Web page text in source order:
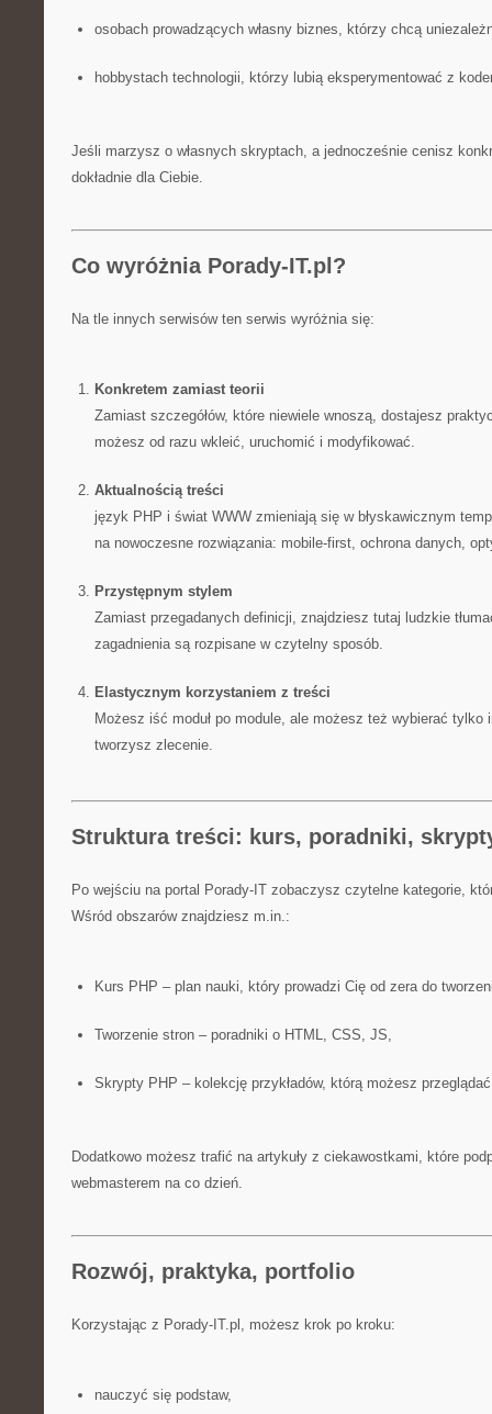
osobach prowadzących własny biznes, którzy chcą
hobbystach technologii, którzy lubią eksperymentować z
Jeśli marzysz o własnych skryptach, a jednocześnie cenisz
dokładnie dla Ciebie.
Co wyróżnia Porady-IT.pl?
Na tle innych serwisów ten serwis wyróżnia się:
Konkretem zamiast teorii
Zamiast szczegółów, które niewiele wnoszą, dostajesz
możesz od razu wkleić, uruchomić i modyfikować.
Aktualnością treści
język PHP i świat WWW zmieniają się w błyskawicznym
na nowoczesne rozwiązania: mobile-first, ochrona danych,
Przystępnym stylem
Zamiast przegadanych definicji, znajdziesz tutaj ludzkie
zagadnienia są rozpisane w czytelny sposób.
Elastycznym korzystaniem z treści
Możesz iść moduł po module, ale możesz też wybierać tylko
tworzysz zlecenie.
Struktura treści: kurs, poradniki,
Po wejściu na portal Porady-IT zobaczysz czytelne kategorie,
Wśród obszarów znajdziesz m.in.:
Kurs PHP – plan nauki, który prowadzi Cię od zera do
Tworzenie stron – poradniki o HTML, CSS, JS,
Skrypty PHP – kolekcję przykładów, którą możesz
Dodatkowo możesz trafić na artykuły z ciekawostkami, które
webmasterem na co dzień.
Rozwój, praktyka, portfolio
Korzystając z Porady-IT.pl, możesz krok po kroku:
nauczyć się podstaw,